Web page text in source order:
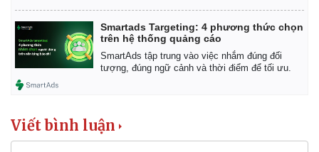
Chứng khoán
Giá cà phê
Smartads Targeting: 4 phương thức chọn
trên hệ thống quảng cáo
SmartAds tập trung vào việc nhắm đúng đối
tượng, đúng ngữ cảnh và thời điểm để tối ưu.
Viết bình luận